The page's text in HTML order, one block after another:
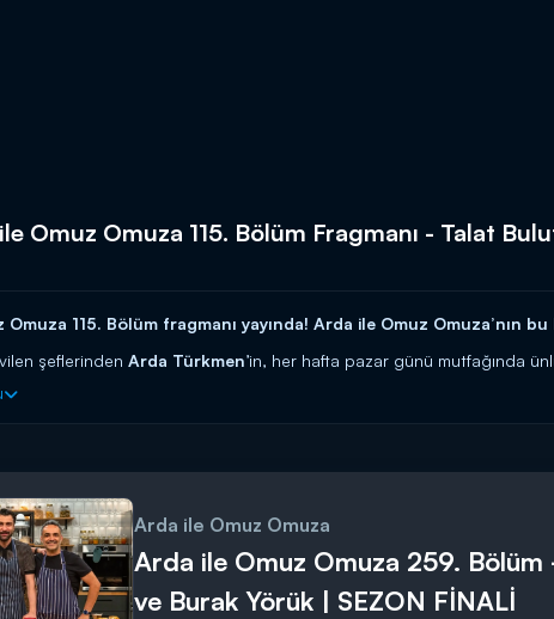
Omuz Omuza 115. Bölüm Fragmanı - Talat
Omuza 115. Bölüm fragmanı yayında! Arda ile Omuz Omuza’nın
şeflerinden Arda Türkmen’in, her hafta pazar günü mutfağında
ekrana geliyor.
Arda ile Omuz Omuza
Arda ile Omuz Omuza 259. Bölüm
ve Burak Yörük | SEZON FİNALİ